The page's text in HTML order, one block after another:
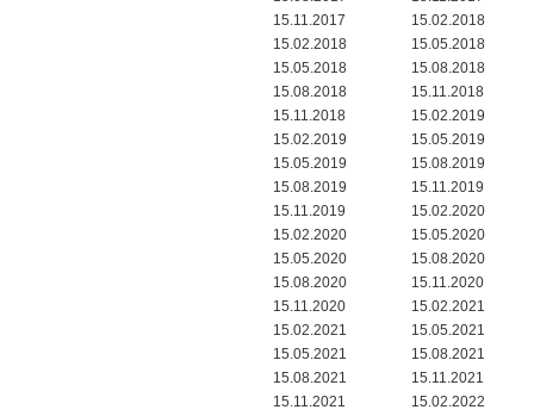
15.11.2017
15.02.2018
15.02.2018
15.05.2018
15.05.2018
15.08.2018
15.08.2018
15.11.2018
15.11.2018
15.02.2019
15.02.2019
15.05.2019
15.05.2019
15.08.2019
15.08.2019
15.11.2019
15.11.2019
15.02.2020
15.02.2020
15.05.2020
15.05.2020
15.08.2020
15.08.2020
15.11.2020
15.11.2020
15.02.2021
15.02.2021
15.05.2021
15.05.2021
15.08.2021
15.08.2021
15.11.2021
15.11.2021
15.02.2022